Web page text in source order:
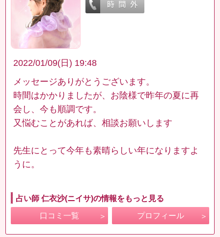
2022/01/09(日) 19:48
メッセージありがとうございます。
時間はかかりましたが、お陰様で昨年の夏に再
会し、今も順調です。
又悩むことがあれば、相談お願いします
先生にとって今年も素晴らしい年になりますよ
うに。
占い師 仁衣沙(ニイサ)の情報をもっと見る
口コミ一覧 プロフィール